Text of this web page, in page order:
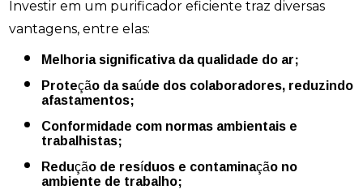
Investir em um purificador eficiente traz diversas
vantagens, entre elas:
Melhoria significativa da qualidade do ar;
Proteção da saúde dos colaboradores, reduzindo
afastamentos;
Conformidade com normas ambientais e
trabalhistas;
Redução de resíduos e contaminação no
ambiente de trabalho;